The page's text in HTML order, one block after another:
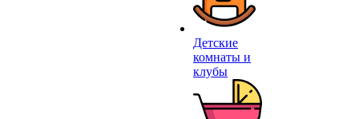
Детские
комнаты и
клубы